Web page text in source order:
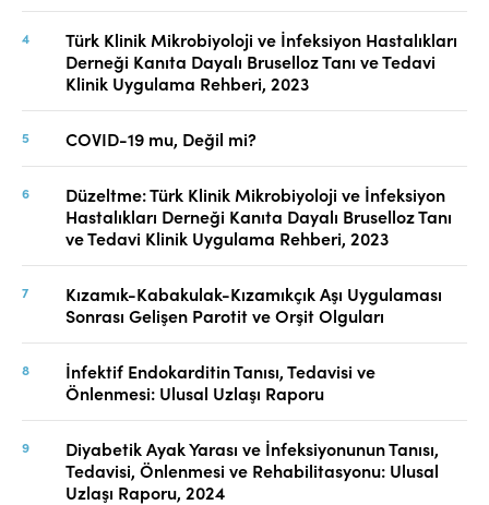
Türk Klinik Mikrobiyoloji ve İnfeksiyon Hastalıkları
Derneği Kanıta Dayalı Bruselloz Tanı ve Tedavi
Klinik Uygulama Rehberi, 2023
COVID-19 mu, Değil mi?
Düzeltme: Türk Klinik Mikrobiyoloji ve İnfeksiyon
Hastalıkları Derneği Kanıta Dayalı Bruselloz Tanı
ve Tedavi Klinik Uygulama Rehberi, 2023
Kızamık-Kabakulak-Kızamıkçık Aşı Uygulaması
Sonrası Gelişen Parotit ve Orşit Olguları
İnfektif Endokarditin Tanısı, Tedavisi ve
Önlenmesi: Ulusal Uzlaşı Raporu
Diyabetik Ayak Yarası ve İnfeksiyonunun Tanısı,
Tedavisi, Önlenmesi ve Rehabilitasyonu: Ulusal
Uzlaşı Raporu, 2024